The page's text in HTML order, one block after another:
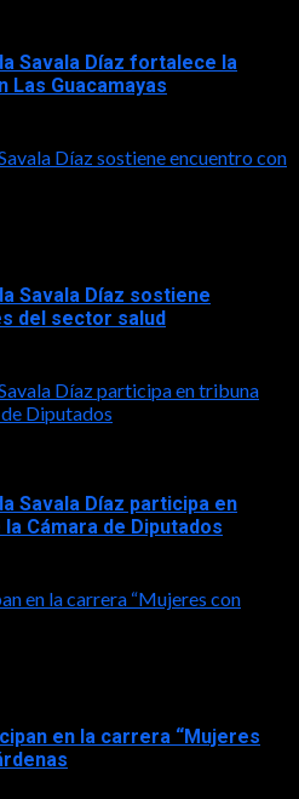
Savala Díaz fortalece la
Guacamayas
Díaz sostiene encuentro con
Savala Díaz sostiene
del sector salud
Díaz participa en tribuna
Diputados
Savala Díaz participa en
Cámara de Diputados
en la carrera “Mujeres con
en la carrera “Mujeres